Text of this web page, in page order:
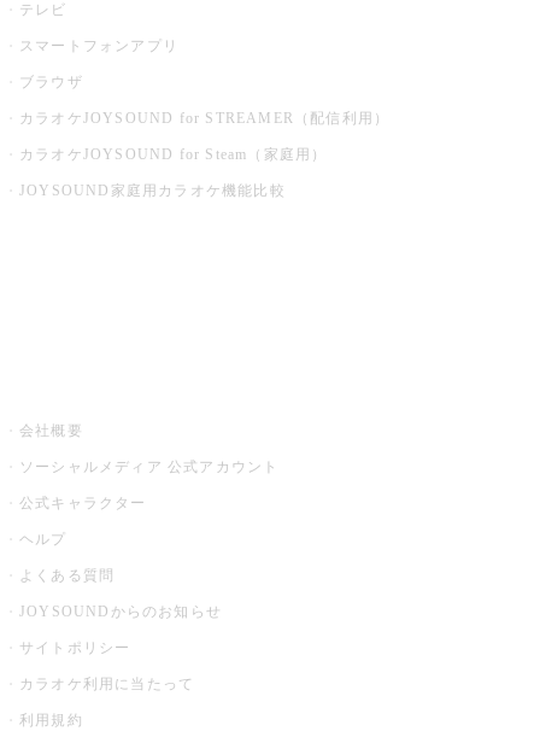
テレビ
スマートフォンアプリ
ブラウザ
カラオケJOYSOUND for STREAMER（配信利用）
カラオケJOYSOUND for Steam（家庭用）
JOYSOUND家庭用カラオケ機能比較
会社概要
ソーシャルメディア 公式アカウント
公式キャラクター
ヘルプ
よくある質問
JOYSOUNDからのお知らせ
サイトポリシー
カラオケ利用に当たって
利用規約